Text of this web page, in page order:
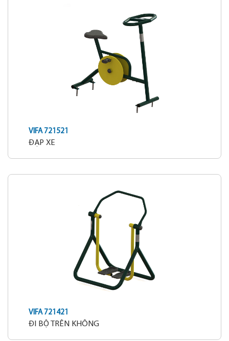
VIFA 721521
ĐẠP XE
VIFA 721421
ĐI BỘ TRÊN KHÔNG